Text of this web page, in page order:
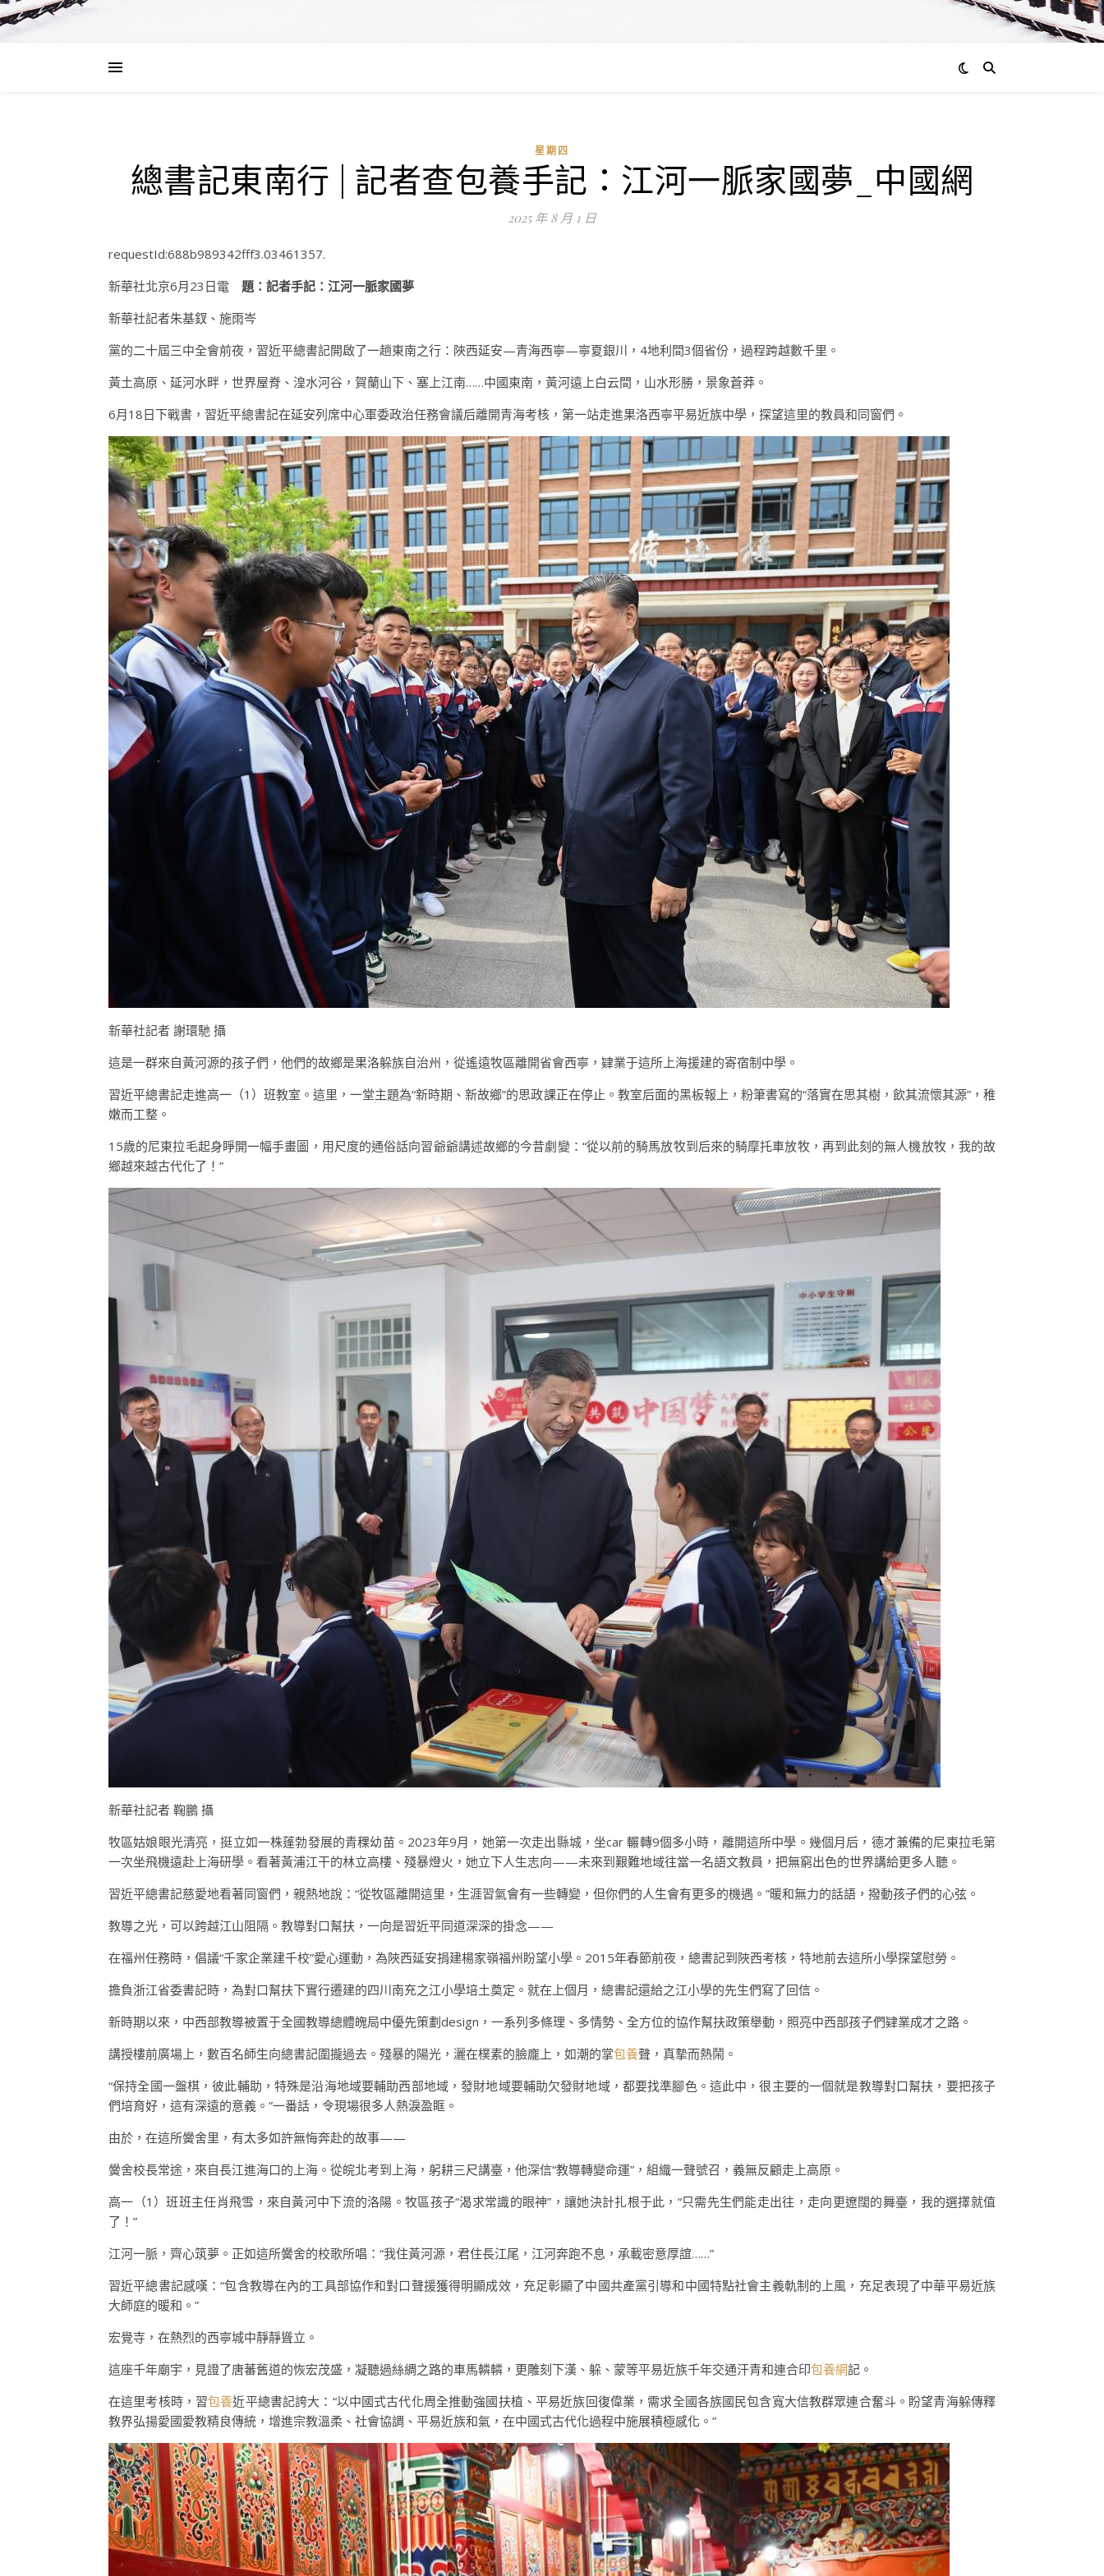
星期四
總書記東南行 | 記者查包養手記：江河一脈家國夢_中國網
2025 年 8 月 1 日
requestId:688b989342fff3.03461357.
新華社北京6月23日電 題：記者手記：江河一脈家國夢
新華社記者朱基釵、施雨岑
黨的二十屆三中全會前夜，習近平總書記開啟了一趟東南之行：陜西延安—青海西寧—寧夏銀川，4地利間3個省份，過程跨越數千里。
黃土高原、延河水畔，世界屋脊、湟水河谷，賀蘭山下、塞上江南……中國東南，黃河遠上白云間，山水形勝，景象蒼莽。
6月18日下戰書，習近平總書記在延安列席中心軍委政治任務會議后離開青海考核，第一站走進果洛西寧平易近族中學，探望這里的教員和同窗們。
新華社記者 謝環馳 攝
這是一群來自黃河源的孩子們，他們的故鄉是果洛躲族自治州，從遙遠牧區離開省會西寧，肄業于這所上海援建的寄宿制中學。
習近平總書記走進高一（1）班教室。這里，一堂主題為“新時期、新故鄉”的思政課正在停止。教室后面的黑板報上，粉筆書寫的“落實在思其樹，飲其流懷其源”，稚
嫩而工整。
15歲的尼東拉毛起身睜開一幅手畫圖，用尺度的通俗話向習爺爺講述故鄉的今昔劇變：“從以前的騎馬放牧到后來的騎摩托車放牧，再到此刻的無人機放牧，我的故
鄉越來越古代化了！”
新華社記者 鞠鵬 攝
牧區姑娘眼光清亮，挺立如一株蓬勃發展的青稞幼苗。2023年9月，她第一次走出縣城，坐car 輾轉9個多小時，離開這所中學。幾個月后，德才兼備的尼東拉毛第
一次坐飛機遠赴上海研學。看著黃浦江干的林立高樓、殘暴燈火，她立下人生志向——未來到艱難地域往當一名語文教員，把無窮出色的世界講給更多人聽。
習近平總書記慈愛地看著同窗們，親熱地說：“從牧區離開這里，生涯習氣會有一些轉變，但你們的人生會有更多的機遇。”暖和無力的話語，撥動孩子們的心弦。
教導之光，可以跨越江山阻隔。教導對口幫扶，一向是習近平同道深深的掛念——
在福州任務時，倡議“千家企業建千校”愛心運動，為陜西延安捐建楊家嶺福州盼望小學。2015年春節前夜，總書記到陜西考核，特地前去這所小學探望慰勞。
擔負浙江省委書記時，為對口幫扶下實行遷建的四川南充之江小學培土奠定。就在上個月，總書記還給之江小學的先生們寫了回信。
新時期以來，中西部教導被置于全國教導總體魄局中優先策劃design，一系列多條理、多情勢、全方位的協作幫扶政策舉動，照亮中西部孩子們肄業成才之路。
講授樓前廣場上，數百名師生向總書記圍攏過去。殘暴的陽光，灑在樸素的臉龐上，如潮的掌包養聲，真摯而熱鬧。
“保持全國一盤棋，彼此輔助，特殊是沿海地域要輔助西部地域，發財地域要輔助欠發財地域，都要找準腳色。這此中，很主要的一個就是教導對口幫扶，要把孩子
們培育好，這有深遠的意義。”一番話，令現場很多人熱淚盈眶。
由於，在這所黌舍里，有太多如許無悔奔赴的故事——
黌舍校長常途，來自長江進海口的上海。從皖北考到上海，躬耕三尺講臺，他深信“教導轉變命運”，組織一聲號召，義無反顧走上高原。
高一（1）班班主任肖飛雪，來自黃河中下流的洛陽。牧區孩子“渴求常識的眼神”，讓她決計扎根于此，“只需先生們能走出往，走向更遼闊的舞臺，我的選擇就值
了！”
江河一脈，齊心筑夢。正如這所黌舍的校歌所唱：“我住黃河源，君住長江尾，江河奔跑不息，承載密意厚誼……”
習近平總書記感嘆：“包含教導在內的工具部協作和對口聲援獲得明顯成效，充足彰顯了中國共產黨引導和中國特點社會主義軌制的上風，充足表現了中華平易近族
大師庭的暖和。”
宏覺寺，在熱烈的西寧城中靜靜聳立。
這座千年廟宇，見證了唐蕃舊道的恢宏茂盛，凝聽過絲綢之路的車馬轔轔，更雕刻下漢、躲、蒙等平易近族千年交通汗青和連合印包養網記。
在這里考核時，習包養近平總書記誇大：“以中國式古代化周全推動強國扶植、平易近族回復偉業，需求全國各族國民包含寬大信教群眾連合奮斗。盼望青海躲傳釋
教界弘揚愛國愛教精良傳統，增進宗教溫柔、社會協調、平易近族和氣，在中國式古代化過程中施展積極感化。”